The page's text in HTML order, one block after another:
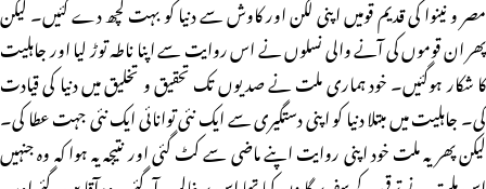
مصر و نینوا کی قدیم قومیں اپنی لگن اور کاوش سے دنیا کو بہت کچھ دے گئیں۔ لیکن
پھر ان قوموں کی آنے والی نسلوں نے اس روایت سے اپنا ناطہ توڑ لیا اور جاہلیت
کا شکار ہوگئیں۔ خود ہماری ملت نے صدیوں تک تحقیق و تخلیق میں دنیا کی قیادت
کی۔ جاہلیت میں مبتلا دنیا کو اپنی دستگیری سے ایک نئی توانائی ایک نئی جہت عطا کی۔
لیکن پھر یہ ملت خود اپنی روایت اپنے ماضی سے کٹ گئی اور نتیجہ یہ ہوا کہ وہ جنہیں